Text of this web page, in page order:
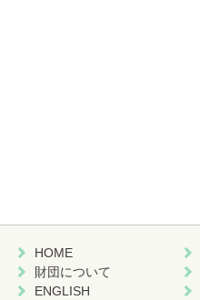
HOME
財団について
ENGLISH